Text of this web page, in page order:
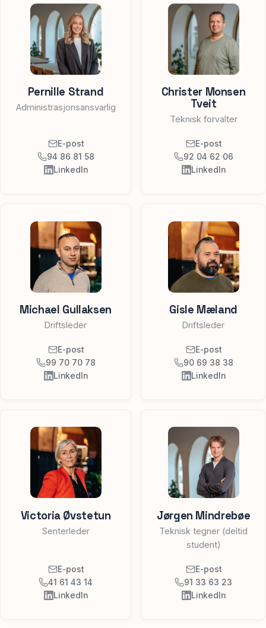
Pernille Strand
Administrasjonsansvarlig
E-post
94 86 81 58
LinkedIn
Christer Monsen
Tveit
Teknisk forvalter
E-post
92 04 62 06
LinkedIn
Michael Gullaksen
Driftsleder
E-post
99 70 70 78
LinkedIn
Gisle Mæland
Driftsleder
E-post
90 69 38 38
LinkedIn
Victoria Øvstetun
Senterleder
E-post
41 61 43 14
LinkedIn
Jørgen Mindrebøe
Teknisk tegner (deltid
student)
E-post
91 33 63 23
LinkedIn